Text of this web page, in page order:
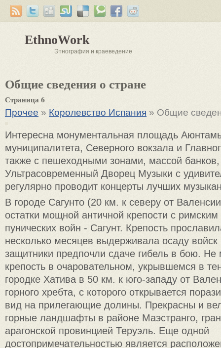
EthnoWork
Этнография и краеведение
Общие сведения о стране
Страница 6
Прочее » Королевство Испания » Общие
Интересна монументальная площадь
муниципалитета, Северного вокзала и
также с пешеходными зонами, массой
Ультрасовременный Дворец Музыки с
регулярно проводит концерты лучших
В городе Сагунто (20 км. к северу от
остатки мощной античной крепости с
пунических войн - Сагунт. Крепость
несколько месяцев выдерживала осаду
защитники предпочли сдаче гибель в бою. Не
крепость в очаровательном, укрывшемся в
городке Хатива в 50 км. к юго-западу от
горного хребта, с которого открывается
вид на прилегающие долины. Прекрасны и
горные ландшафты в районе Маэстранго,
арагонской провинцией Теруэль. Еще одной
достопримечательностью является